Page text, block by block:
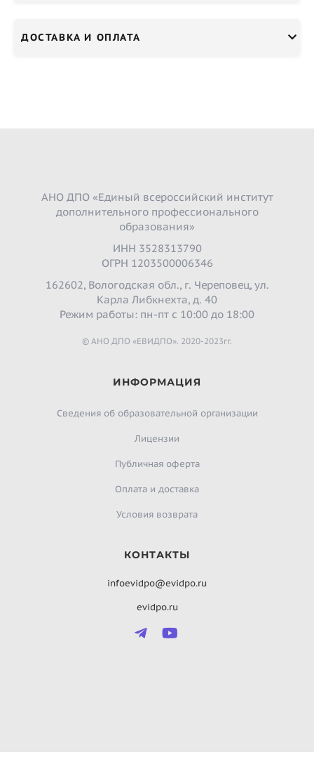
ДОСТАВКА И ОПЛАТА
АНО ДПО «Единый всероссийский институт
дополнительного профессионального
образования»
ИНН 3528313790
ОГРН 1203500006346
162602, Вологодская обл., г. Череповец, ул.
Карла Либкнехта, д. 40
Режим работы: пн-пт с 10:00 до 18:00
© АНО ДПО «ЕВИДПО». 2020-2023гг.
ИНФОРМАЦИЯ
Сведения об образовательной организации
Лицензии
Публичная оферта
Оплата и доставка
Условия возврата
КОНТАКТЫ
infoevidpo@evidpo.ru
evidpo.ru